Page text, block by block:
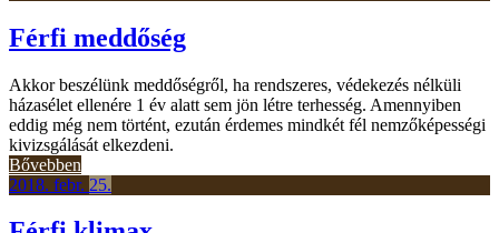
Férfi meddőség
Akkor beszélünk meddőségről, ha rendszeres, védekezés nélküli
házasélet ellenére 1 év alatt sem jön létre terhesség. Amennyiben
eddig még nem történt, ezután érdemes mindkét fél nemzőképességi
kivizsgálását elkezdeni.
Bővebben
2018. febr. 25.